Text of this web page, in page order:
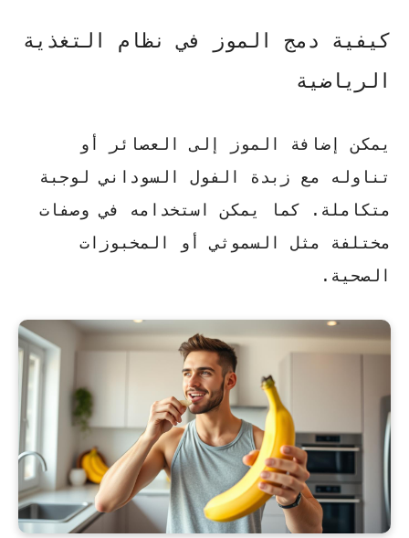
كيفية دمج الموز في نظام التغذية
الرياضية
يمكن إضافة الموز إلى العصائر أو
تناوله مع زبدة الفول السوداني لوجبة
متكاملة. كما يمكن استخدامه في وصفات
مختلفة مثل السموثي أو المخبوزات
الصحية.